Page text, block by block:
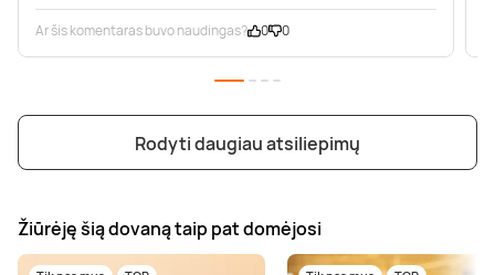
Ar šis komentaras buvo naudingas? 0 0
Rodyti daugiau atsiliepimų
Žiūrėję šią dovaną taip pat domėjosi